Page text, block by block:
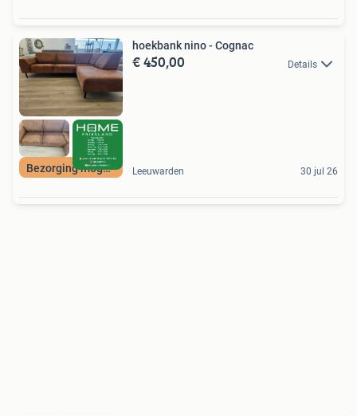
Bezorging mogelijk
hoekbank nino - Cognac
€ 450,00 Details
Leeuwarden 30 jul 26